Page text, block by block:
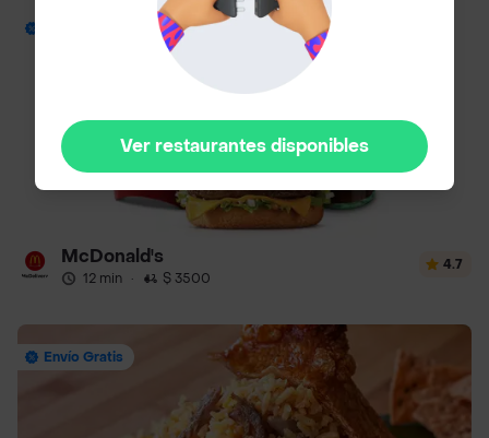
McDonald's
12 min · $ 3500
4.7
Envío Gratis
Ver restaurantes disponibles